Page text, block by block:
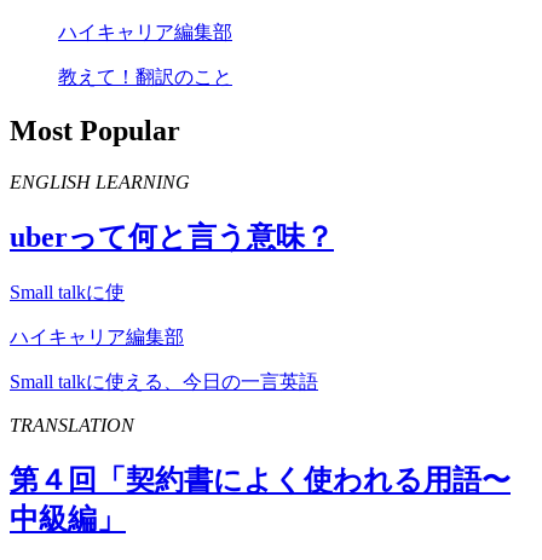
ハイキャリア編集部
教えて！翻訳のこと
Most Popular
ENGLISH LEARNING
uberって何と言う意味？
Small talkに使
ハイキャリア編集部
Small talkに使える、今日の一言英語
TRANSLATION
第４回「契約書によく使われる用語〜
中級編」